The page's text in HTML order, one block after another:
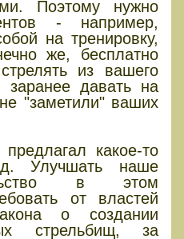
Поэтому нужно
- например,
на тренировку,
же, бесплатно
из вашего
давать на
"заметили" ваших
какое-то
Улучшать наше
в этом
от властей
о создании
стрельбищ, за